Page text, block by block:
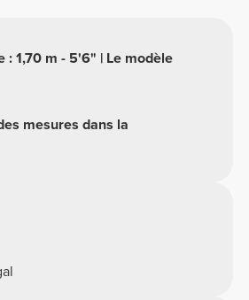
mesures dans la
: 1,70 m - 5'6" | Le modèle